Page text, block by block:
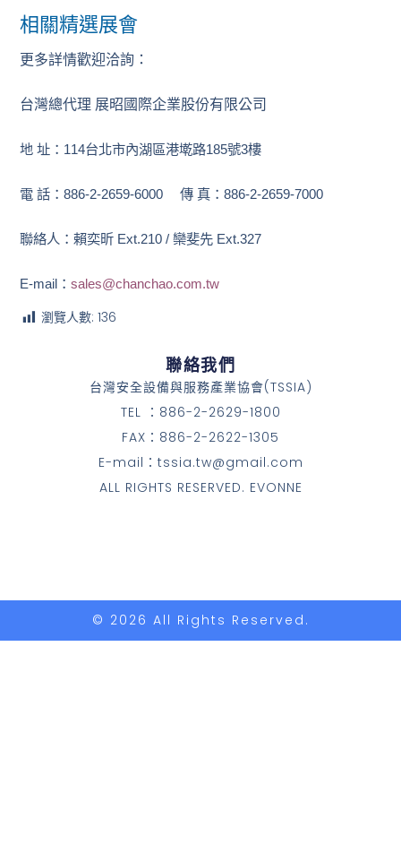
相關精選展會
更多詳情歡迎洽詢：
台灣總代理 展昭國際企業股份有限公司
地 址： 114台北市內湖區港墘路185號3樓
電 話：886-2-2659-6000 傳 真：886-2-2659-7000
聯絡人：賴奕昕 Ext.210 /欒斐先 Ext.327
E-mail ：sales@chanchao.com.tw
瀏覽人數: 136
聯絡我們
台灣安全設備與服務產業協會(TSSIA)
TEL ：886-2-2629-1800
FAX：886-2-2622-1305
E-mail：tssia.tw@gmail.com
ALL RIGHTS RESERVED. EVONNE
© 2026 All Rights Reserved.